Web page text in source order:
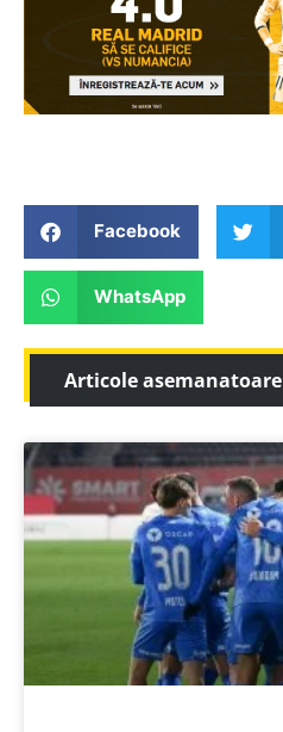
Facebook
WhatsApp
Articole asemanatoare